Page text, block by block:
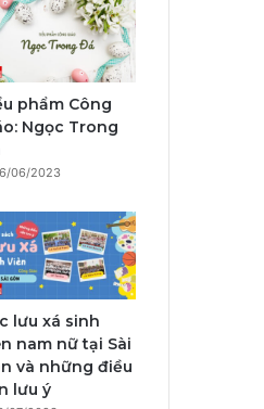
a
l
g
r
a
o
k
phẩm Công
Ngọc Trong
06/2023
lưu xá sinh
nam nữ tại Sài
và những điều
lưu ý